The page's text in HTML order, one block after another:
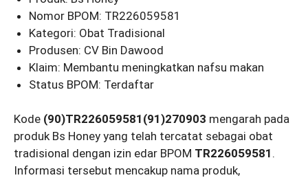
Nomor BPOM: TR226059581
Kategori: Obat Tradisional
Produsen: CV Bin Dawood
Klaim: Membantu meningkatkan nafsu makan
Status BPOM: Terdaftar
Kode (90)TR226059581(91)270903 mengarah pada
produk Bs Honey yang telah tercatat sebagai obat
tradisional dengan izin edar BPOM TR226059581 .
Informasi tersebut mencakup nama produk,